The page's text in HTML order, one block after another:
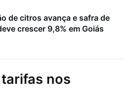
de citros avança e safra de
crescer 9,8% em Goiás
nos